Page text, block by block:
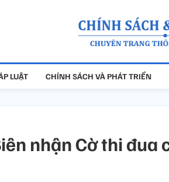
LUẬT CHÍNH SÁCH VÀ PHÁT TRIỂN
nhận Cờ thi đua